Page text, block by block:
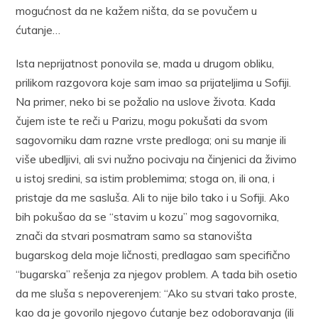
mogućnost da ne kažem ništa, da se povučem u
ćutanje…
Ista neprijatnost ponovila se, mada u drugom obliku,
prilikom razgovora koje sam imao sa prijateljima u Sofiji.
Na primer, neko bi se požalio na uslove života. Kada
čujem iste te reči u Parizu, mogu pokušati da svom
sagovorniku dam razne vrste predloga; oni su manje ili
više ubedljivi, ali svi nužno pocivaju na činjenici da živimo
u istoj sredini, sa istim problemima; stoga on, ili ona, i
pristaje da me sasluša. Ali to nije bilo tako i u Sofiji. Ako
bih pokušao da se “stavim u kozu” mog sagovornika,
znači da stvari posmatram samo sa stanovišta
bugarskog dela moje ličnosti, predlagao sam specifično
“bugarska” rešenja za njegov problem. A tada bih osetio
da me sluša s nepoverenjem: “Ako su stvari tako proste,
kao da je govorilo njegovo ćutanje bez odoboravanja (ili